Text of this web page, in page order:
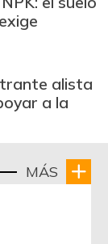
alista
a la
MÁS